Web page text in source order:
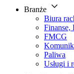
Branże
Biura
Finanse,
FMCG
Paliwa
Usługi i